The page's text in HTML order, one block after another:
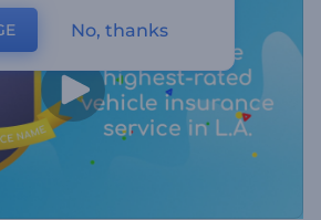
No, thanks